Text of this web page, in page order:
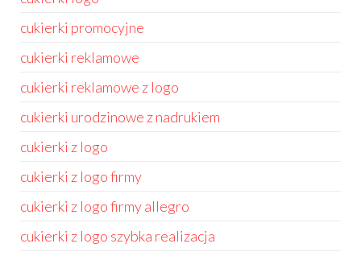
cukierki promocyjne
cukierki reklamowe
cukierki reklamowe z logo
cukierki urodzinowe z nadrukiem
cukierki z logo
cukierki z logo firmy
cukierki z logo firmy allegro
cukierki z logo szybka realizacja